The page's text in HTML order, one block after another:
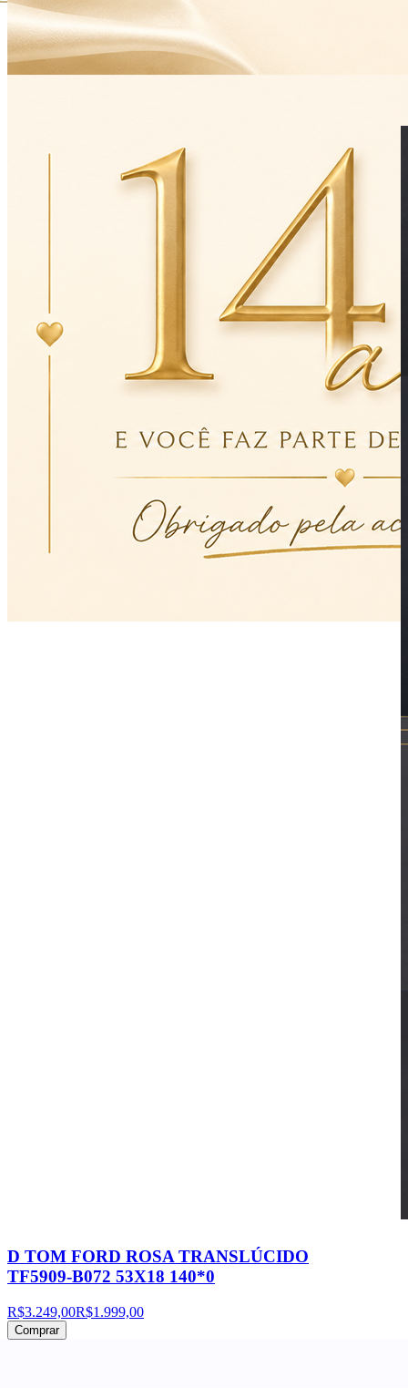
D TOM FORD ROSA TRANSLÚCIDO
TF5909-B072 53X18 140*0
R$3.249,00R$1.999,00
Comprar